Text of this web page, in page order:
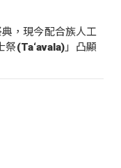
，現今配合族人工
(Ta‘avala)」凸顯